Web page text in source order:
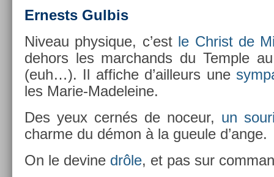
Er­nests Gul­bis
Niveau physique, c’est le Chr­ist de
de­hors les marchands du Tem­ple
(euh…). Il af­fiche d’ail­leurs une
les Marie-Madeleine.
Des yeux cernés de noceur, un
char­me du démon à la gueule d’ange.
On le de­vine drôle, et pas sur